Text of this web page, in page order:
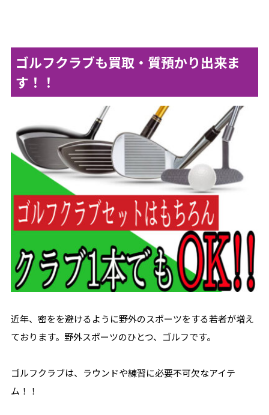
ゴルフクラブも買取・質預かり出来ま
す！！
近年、密をを避けるように野外のスポーツをする若者が増え
ております。野外スポーツのひとつ、ゴルフです。
ゴルフクラブは、ラウンドや練習に必要不可欠なアイテ
ム！！